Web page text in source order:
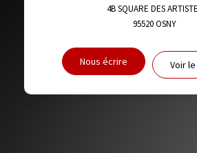
DISTANCE DE L'AÉROPORT :
RESTAURANTS ET CAFÉS
4B SQUARE DES
95520OSNY
Nous écrire Voir